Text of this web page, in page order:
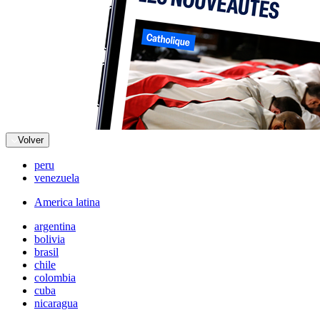
Volver
peru
venezuela
America latina
argentina
bolivia
brasil
chile
colombia
cuba
nicaragua